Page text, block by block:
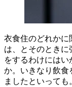
衣食住のどれかに
は、とそのときに
をするわけには
か。いきなり飲食
ましたといっても